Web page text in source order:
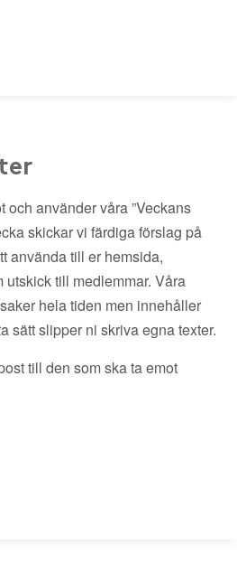
och använder våra ”Veckans
skickar vi färdiga förslag på
använda till er hemsida,
till medlemmar. Våra
hela tiden men innehåller
sätt slipper ni skriva egna texter.
till den som ska ta emot